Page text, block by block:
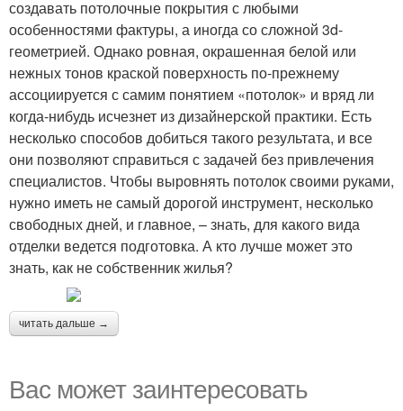
создавать потолочные покрытия с любыми
особенностями фактуры, а иногда со сложной 3d-
геометрией. Однако ровная, окрашенная белой или
нежных тонов краской поверхность по-прежнему
ассоциируется с самим понятием «потолок» и вряд ли
когда-нибудь исчезнет из дизайнерской практики. Есть
несколько способов добиться такого результата, и все
они позволяют справиться с задачей без привлечения
специалистов. Чтобы выровнять потолок своими руками,
нужно иметь не самый дорогой инструмент, несколько
свободных дней, и главное, – знать, для какого вида
отделки ведется подготовка. А кто лучше может это
знать, как не собственник жилья?
читать дальше →
Вас может заинтересовать